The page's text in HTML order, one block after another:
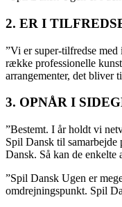
2. ER I
”Vi er super-tilfredse
række professionelle
arrangementer, det bliver
3. OPNÅR I
”Bestemt. I år holdt vi
Spil Dansk til
Dansk. Så kan de
”Spil Dansk Ugen er
omdrejningspunkt. Spil